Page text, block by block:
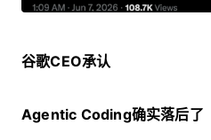
谷歌CEO承认
Agentic Coding确实落后了